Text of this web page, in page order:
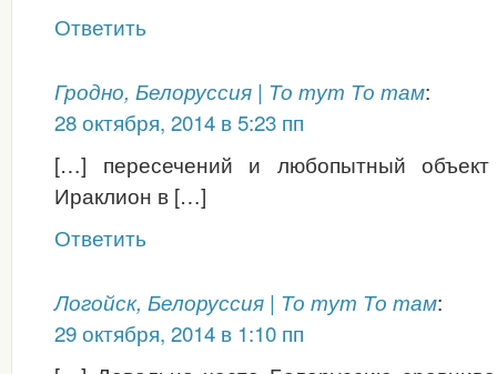
Ответить
Гродно, Белоруссия | То тут То там:
28 октября, 2014 в 5:23 пп
[…] пересечений и любопытный
Ираклион в […]
Ответить
Логойск, Белоруссия | То тут То там:
29 октября, 2014 в 1:10 пп